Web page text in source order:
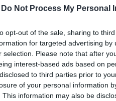
Do Not Process My Personal
opt-out of the sale, sharing to
for targeted advertising
selection. Please note that after
interest-based ads based on
to third parties prior to
of your personal information
This information may also be
óriás
két évet sem éltek
nyitotta meg első